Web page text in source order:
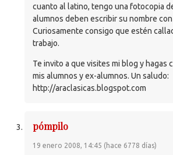
cuanto al latino, tengo una fotocopia
alumnos deben escribir su nombre
Curiosamente consigo que estén
trabajo.
Te invito a que visites mi blog y hagas
mis alumnos y ex-alumnos. Un saludo:
http://araclasicas.blogspot.com
pómpilo
19 enero 2008, 14:45 (hace 6778 días)